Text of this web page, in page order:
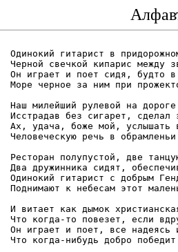
Одинокий гитарист в
Черной свечкой кипарис между
Он играет и поет сидя, будто
Море черное за ним при
Наш милейший рулевой на
Исстрадав без сигарет, сделал
Ах, удача, боже мой, услышать
Человеческую речь в
Ресторан полупустой, две
Два дружинника сидят,
Одинокий гитарист с добрым
Поднимают к небесам этот
И витает как дымок
Что когда-то повезет, если
Он играет и поет, все надеясь
Что когда-нибудь добро